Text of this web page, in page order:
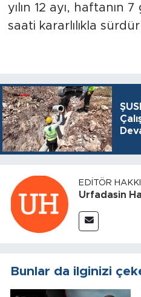
yılın 12 ayı, haftanın
saati kararlılıkla
EDITÖR
Urfadasin
Bunlar da ilginizi